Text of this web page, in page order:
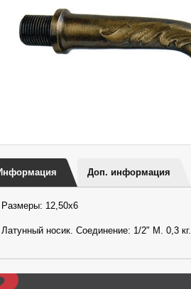
Доп. информация
Размеры: 12,50х6
Латунный носик. Cоединение: 1/2" М. 0,3 кг.